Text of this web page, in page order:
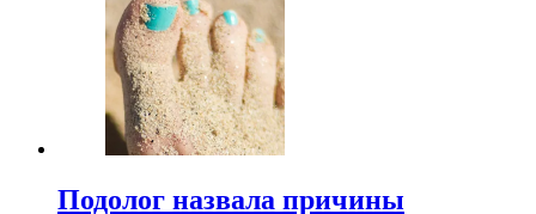
Подолог назвала причины